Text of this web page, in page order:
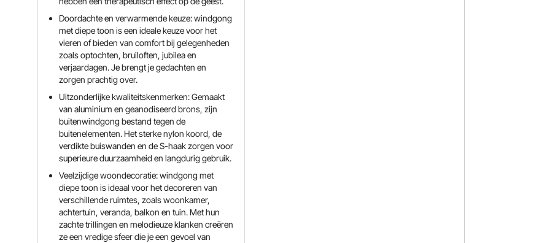
Doordachte en verwarmende keuze: windgong
met diepe toon is een ideale keuze voor het
vieren of bieden van comfort bij gelegenheden
zoals optochten, bruiloften, jubilea en
verjaardagen. Je brengt je gedachten en
zorgen prachtig over.
Uitzonderlijke kwaliteitskenmerken: Gemaakt
van aluminium en geanodiseerd brons, zijn
buitenwindgong bestand tegen de
buitenelementen. Het sterke nylon koord, de
verdikte buiswanden en de S-haak zorgen voor
superieure duurzaamheid en langdurig gebruik.
Veelzijdige woondecoratie: windgong met
diepe toon is ideaal voor het decoreren van
verschillende ruimtes, zoals woonkamer,
achtertuin, veranda, balkon en tuin. Met hun
zachte trillingen en melodieuze klanken creëren
ze een vredige sfeer die je een gevoel van